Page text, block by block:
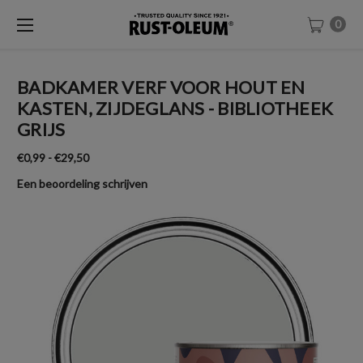
0
BADKAMER VERF VOOR HOUT EN
KASTEN, ZIJDEGLANS - BIBLIOTHEEK
GRIJS
€0,99 - €29,50
Een beoordeling schrijven